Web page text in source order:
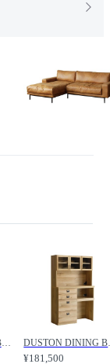
DUSTON DINING BOARD / ダストン ダイニングボード 幅100cm / CRASH GATE / クラッシュゲート DUSTON
¥181,500